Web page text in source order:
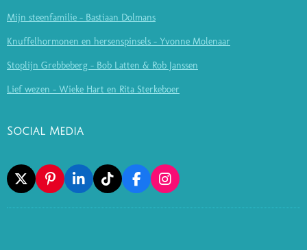
Mijn steenfamilie - Bastiaan Dolmans
Knuffelhormonen en hersenspinsels - Yvonne Molenaar
Stoplijn Grebbeberg - Bob Latten & Rob Janssen
Lief wezen - Wieke Hart en Rita Sterkeboer
Social Media
X
P
I
N
L
I
N
T
I
K
F
A
C
I
N
S